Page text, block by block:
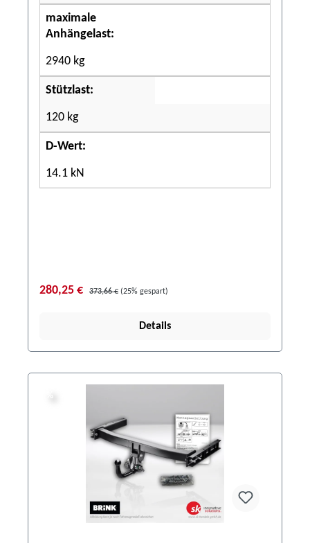
maximale
Anhängelast:
2940 kg
Stützlast:
120 kg
D-Wert:
14.1 kN
280,25 € 373,66 € (25% gespart)
Details